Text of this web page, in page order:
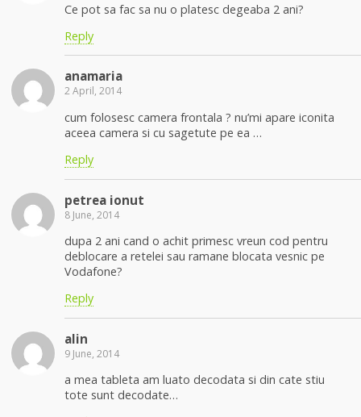
Ce pot sa fac sa nu o platesc degeaba 2 ani?
Reply
anamaria
2 April, 2014
cum folosesc camera frontala ? nu’mi apare iconita
aceea camera si cu sagetute pe ea …
Reply
petrea ionut
8 June, 2014
dupa 2 ani cand o achit primesc vreun cod pentru
deblocare a retelei sau ramane blocata vesnic pe
Vodafone?
Reply
alin
9 June, 2014
a mea tableta am luato decodata si din cate stiu
tote sunt decodate…